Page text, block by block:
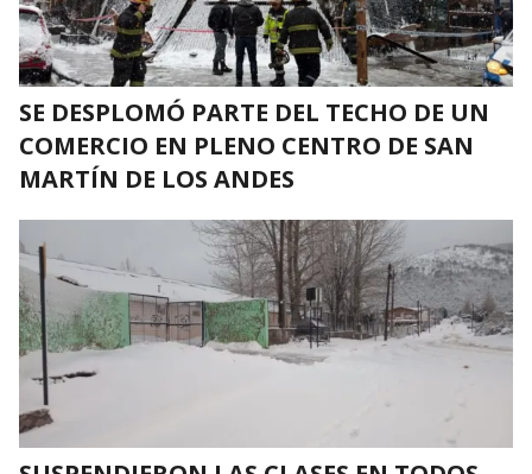
SE DESPLOMÓ PARTE DEL TECHO DE UN
COMERCIO EN PLENO CENTRO DE SAN
MARTÍN DE LOS ANDES